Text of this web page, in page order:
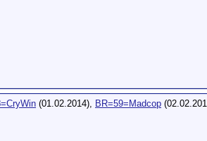
(01.02.2014), BR=59=Madcop